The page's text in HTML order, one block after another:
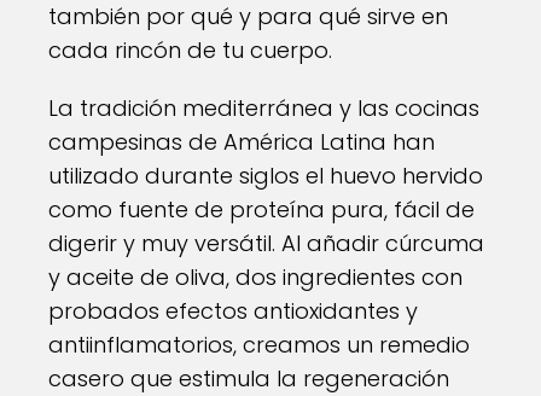
también por qué y para qué sirve en
cada rincón de tu cuerpo.
La tradición mediterránea y las cocinas
campesinas de América Latina han
utilizado durante siglos el huevo hervido
como fuente de proteína pura, fácil de
digerir y muy versátil. Al añadir cúrcuma
y aceite de oliva, dos ingredientes con
probados efectos antioxidantes y
antiinflamatorios, creamos un remedio
casero que estimula la regeneración